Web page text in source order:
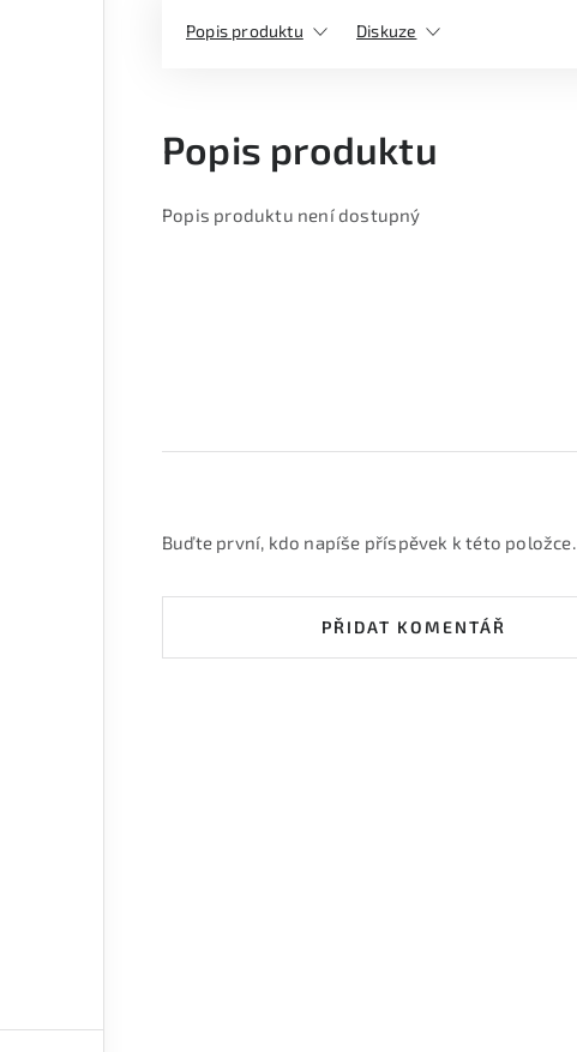
Popis produktu Diskuze
Popis produktu
Popis produktu není dostupný
Buďte první, kdo napíše příspěvek k této položce.
PŘIDAT KOMENTÁŘ